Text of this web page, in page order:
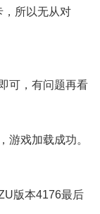
所以无从对
可，有问题再看
游戏加载成功。
版本4176最后